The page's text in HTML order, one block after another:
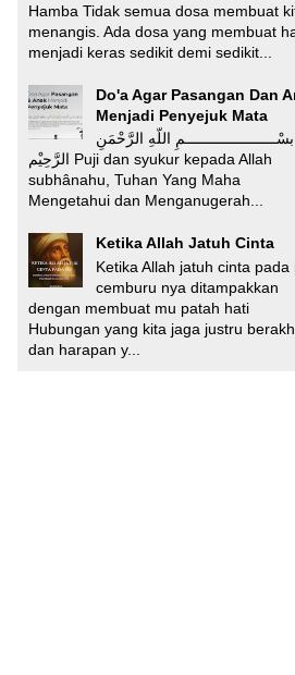
Hamba Tidak semua dosa membuat
menangis. Ada dosa yang membuat
menjadi keras sedikit demi sedikit...
Do'a Agar Pasangan Dan
Menjadi Penyejuk Mata
بسْـــــــــــــــــــــمِ اللّهِ الرَّحْمَنِ
الرَّحِيْم Puji dan syukur kepada Allah
subhânahu, Tuhan Yang Maha
Mengetahui dan Menganugerah...
Ketika Allah Jatuh Cinta
Ketika Allah jatuh cinta pada
cemburu nya ditampakkan
dengan membuat mu patah hati
Hubungan yang kita jaga justru
dan harapan y...